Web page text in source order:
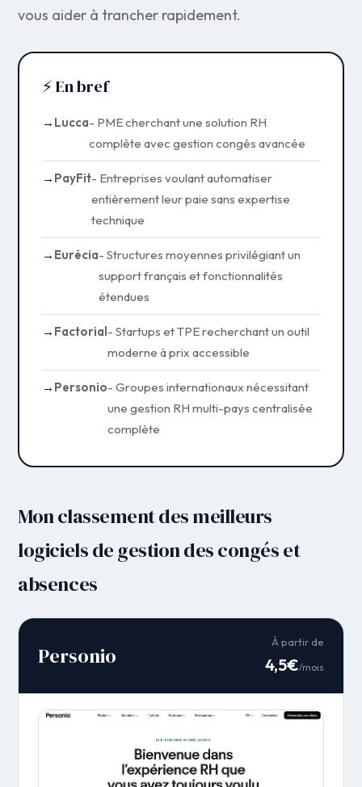
vous aider à trancher rapidement.
⚡ En bref
Lucca- PME cherchant une solution RH
complète avec gestion congés avancée
PayFit- Entreprises voulant automatiser
entièrement leur paie sans expertise
technique
Eurécia- Structures moyennes privilégiant un
support français et fonctionnalités
étendues
Factorial- Startups et TPE recherchant un outil
moderne à prix accessible
Personio- Groupes internationaux nécessitant
une gestion RH multi-pays centralisée
complète
Mon classement des meilleurs
logiciels de gestion des congés et
absences
Personio
À partir de
4,5€/mois